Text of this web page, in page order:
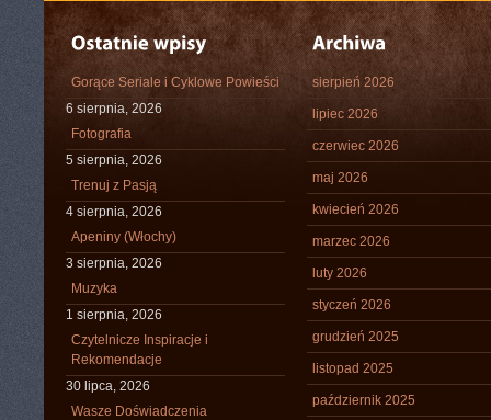
Gorące Seriale i Cyklowe Powieści
6 sierpnia, 2026
Fotografia
5 sierpnia, 2026
Trenuj z Pasją
4 sierpnia, 2026
Apeniny (Włochy)
3 sierpnia, 2026
Muzyka
1 sierpnia, 2026
Czytelnicze Inspiracje i
Rekomendacje
30 lipca, 2026
Wasze Doświadczenia
sierpień 2026
lipiec 2026
czerwiec 2026
maj 2026
kwiecień 2026
marzec 2026
luty 2026
styczeń 2026
grudzień 2025
listopad 2025
październik 2025